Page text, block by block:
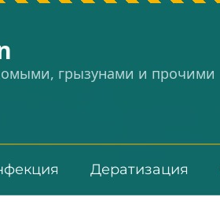
грызунами и прочими
Дератизация